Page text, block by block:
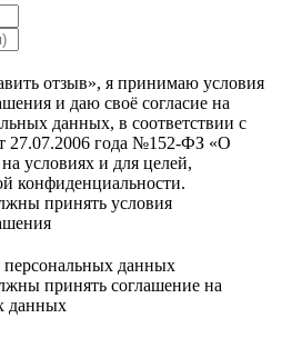
отзыв», я принимаю условия
и даю своё согласие на
данных, в соответствии с
27.07.2006 года №152-ФЗ «О
условиях и для целей,
конфиденциальности.
принять условия
персональных данных
принять соглашение на
данных